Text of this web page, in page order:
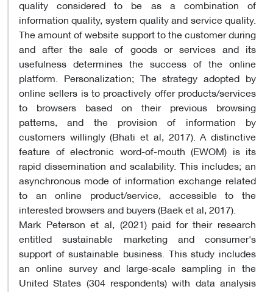
quality considered to be as a combination of
information quality, system quality and service quality.
The amount of website support to the customer during
and after the sale of goods or services and its
usefulness determines the success of the online
platform. Personalization; The strategy adopted by
online sellers is to proactively offer products/services
to browsers based on their previous browsing
patterns, and the provision of information by
customers willingly (Bhati et al, 2017). A distinctive
feature of electronic word-of-mouth (EWOM) is its
rapid dissemination and scalability. This includes; an
asynchronous mode of information exchange related
to an online product/service, accessible to the
interested browsers and buyers (Baek et al, 2017).
Mark Peterson et al, (2021) paid for their research
entitled sustainable marketing and consumer's
support of sustainable business. This study includes
an online survey and large-scale sampling in the
United States (304 respondents) with data analysis